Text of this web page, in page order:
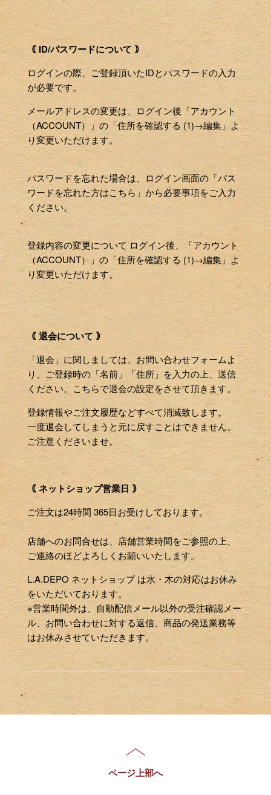
｟ ID/パスワードについて ｠
ログインの際、ご登録頂いたIDとパスワードの入力
が必要です。
メールアドレスの変更は、ログイン後「アカウント
（ACCOUNT）」の「住所を確認する (1)→編集」よ
り変更いただけます。
パスワードを忘れた場合は、ログイン画面の「パス
ワードを忘れた方はこちら」から必要事項をご入力
ください。
登録内容の変更について ログイン後、「アカウント
（ACCOUNT）」の「住所を確認する (1)→編集」よ
り変更いただけます。
｟ 退会について ｠
「退会」に関しましては、お問い合わせフォームよ
り、ご登録時の「名前」「住所」を入力の上、送信
ください。こちらで退会の設定をさせて頂きます。
登録情報やご注文履歴などすべて消滅致します。
一度退会してしまうと元に戻すことはできません。
ご注意くださいませ。
｟ ネットショップ営業日 ｠
ご注文は24時間 365日お受けしております。
店舗へのお問合せは、店舗営業時間をご参照の上、
ご連絡のほどよろしくお願いいたします。
L.A.DEPO ネットショップ は水・木の対応はお休み
をいただいております。
※営業時間外は、自動配信メール以外の受注確認メー
ル、お問い合わせに対する返信、商品の発送業務等
はお休みさせていただきます。
ページ上部へ